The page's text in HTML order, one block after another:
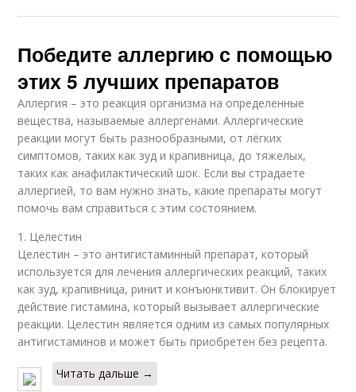
Победите аллергию с помощью
этих 5 лучших препаратов
Аллергия – это реакция организма на определенные
вещества, называемые аллергенами. Аллергические
реакции могут быть разнообразными, от лёгких
симптомов, таких как зуд и крапивница, до тяжелых,
таких как анафилактический шок. Если вы страдаете
аллергией, то вам нужно знать, какие препараты могут
помочь вам справиться с этим состоянием.
1. Целестин
Целестин – это антигистаминный препарат, который
используется для лечения аллергических реакций, таких
как зуд, крапивница, ринит и конъюнктивит. Он блокирует
действие гистамина, который вызывает аллергические
реакции. Целестин является одним из самых популярных
антигистаминов и может быть приобретен без рецепта.
Читать дальше →